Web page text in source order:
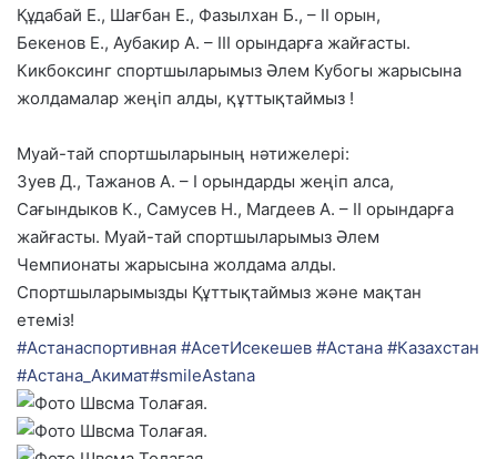
Құдабай Е., Шағбан Е., Фазылхан Б., – ІІ орын,
Бекенов Е., Аубакир А. – ІІІ орындарға жайғасты.
Кикбоксинг спортшыларымыз Әлем Кубогы жарысына
жолдамалар жеңіп алды, құттықтаймыз !
Муай-тай спортшыларының нәтижелері:
Зуев Д., Тажанов А. – І орындарды жеңіп алса,
Сағындыков К., Самусев Н., Магдеев А. – ІІ орындарға
жайғасты. Муай-тай спортшыларымыз Әлем
Чемпионаты жарысына жолдама алды.
Спортшыларымызды Құттықтаймыз және мақтан
етеміз!
#Астанаспортивная #АсетИсекешев #Астана #Казахстан
#Астана_Акимат#smileAstana